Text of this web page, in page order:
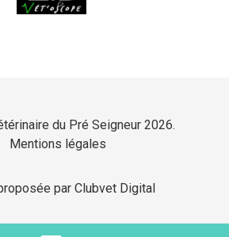
du Pré Seigneur 2026.
Mentions légales
par Clubvet Digital